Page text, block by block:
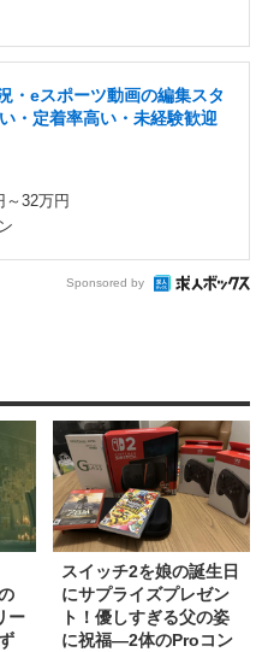
・eスポーツ動画の編集スタ
・定着率高い・未経験歓迎
～32万円
Sponsored by
ー
スイッチ2を娘の誕生日
にサプライズプレゼン
ト！優しすぎる父の姿
に祝福―2体のProコン